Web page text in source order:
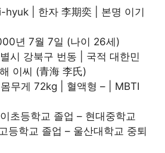
hyuk | 한자 李期奕 | 본명 이기
년 7월 7일 (나이 26세)
시 강북구 번동 | 국적 대한민
이씨 (青海 李氏)
무게 72kg | 혈액형 – | MBTI
초등학교 졸업 – 현대중학교
등학교 졸업 – 울산대학교 중퇴